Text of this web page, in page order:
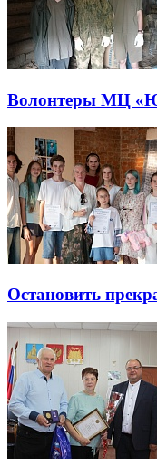
Волонтеры МЦ
Остановить